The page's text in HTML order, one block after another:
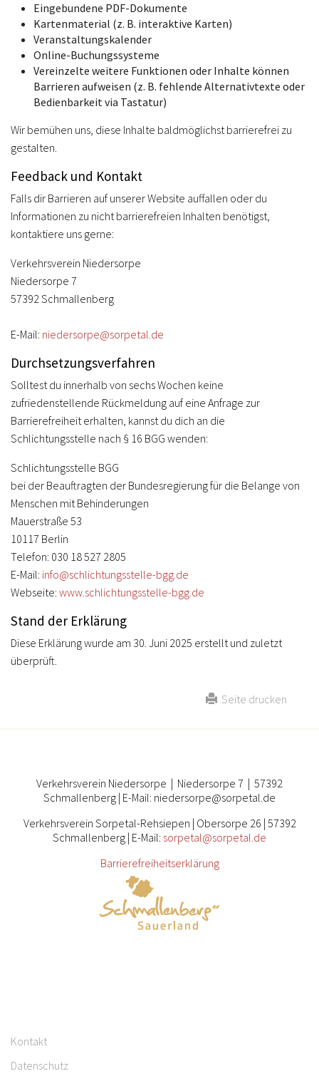
Eingebundene PDF-Dokumente
Kartenmaterial (z. B. interaktive Karten)
Veranstaltungskalender
Online-Buchungssysteme
Vereinzelte weitere Funktionen oder Inhalte können
Barrieren aufweisen (z. B. fehlende Alternativtexte oder
Bedienbarkeit via Tastatur)
Wir bemühen uns, diese Inhalte baldmöglichst barrierefrei zu
gestalten.
Feedback und Kontakt
Falls dir Barrieren auf unserer Website auffallen oder du
Informationen zu nicht barrierefreien Inhalten benötigst,
kontaktiere uns gerne:
Verkehrsverein Niedersorpe
Niedersorpe 7
57392 Schmallenberg
E-Mail: niedersorpe@sorpetal.de
Durchsetzungsverfahren
Solltest du innerhalb von sechs Wochen keine
zufriedenstellende Rückmeldung auf eine Anfrage zur
Barrierefreiheit erhalten, kannst du dich an die
Schlichtungsstelle nach § 16 BGG wenden:
Schlichtungsstelle BGG
bei der Beauftragten der Bundesregierung für die Belange von
Menschen mit Behinderungen
Mauerstraße 53
10117 Berlin
Telefon: 030 18 527 2805
E-Mail: info@schlichtungsstelle-bgg.de
Webseite: www.schlichtungsstelle-bgg.de
Stand der Erklärung
Diese Erklärung wurde am 30. Juni 2025 erstellt und zuletzt
überprüft.
Seite drucken
Verkehrsverein Niedersorpe | Niedersorpe 7 | 57392
Schmallenberg | E-Mail: niedersorpe@sorpetal.de
Verkehrsverein Sorpetal-Rehsiepen | Obersorpe 26 | 57392
Schmallenberg | E-Mail: sorpetal@sorpetal.de
Barrierefreiheitserklärung
Kontakt
Datenschutz